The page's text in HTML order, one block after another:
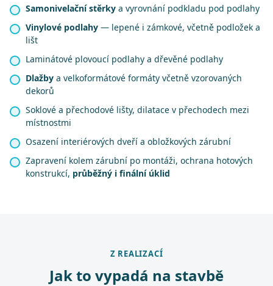
Samonivelační stěrky a vyrovnání podkladu pod podlahy
Vinylové podlahy — lepené i zámkové, včetně podložek a
lišt
Laminátové plovoucí podlahy a dřevěné podlahy
Dlažby a velkoformátové formáty včetně vzorovaných
dekorů
Soklové a přechodové lišty, dilatace v přechodech mezi
místnostmi
Osazení interiérových dveří a obložkových zárubní
Zapravení kolem zárubní po montáži, ochrana hotových
konstrukcí, průběžný i finální úklid
Z REALIZACÍ
Jak to vypadá na stavbě